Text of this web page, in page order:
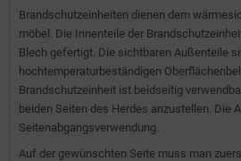
Brandschutzeinheiten dienen dem
möbel. Die Innenteile der
Blech gefertigt. Die sichtbaren Außenteile
hochtemperatur­beständigen
Brandschutzeinheit ist beidseitig
beiden Seiten des Herdes anzustellen. Die
Seitenabgangsverwendung.
Auf der gewünschten Seite muss man